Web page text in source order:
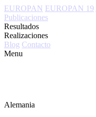
EUROPAN EUROPAN 19
Publicaciones
Resultados
Realizaciones
Blog Contacto
Menu
Alemania